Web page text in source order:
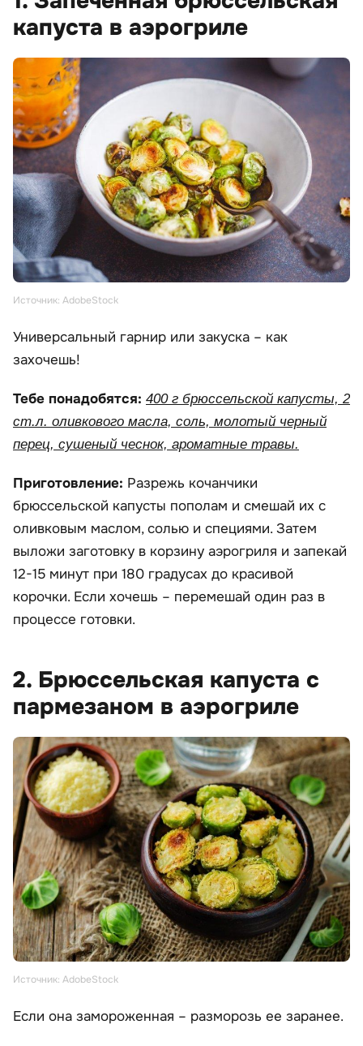
капуста в аэрогриле
Источник: AdobeStock
Универсальный гарнир или закуска – как
захочешь!
Тебе понадобятся: 400 г брюссельской капусты, 2
ст.л. оливкового масла, соль, молотый черный
перец, сушеный чеснок, ароматные травы.
Приготовление: Разрежь кочанчики
брюссельской капусты пополам и смешай их с
оливковым маслом, солью и специями. Затем
выложи заготовку в корзину аэрогриля и запекай
12-15 минут при 180 градусах до красивой
корочки. Если хочешь – перемешай один раз в
процессе готовки.
2. Брюссельская капуста с
пармезаном в аэрогриле
Источник: AdobeStock
Если она замороженная – разморозь ее заранее.